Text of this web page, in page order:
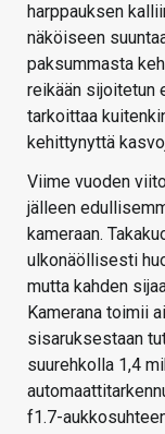
harppauksen
näköiseen
paksummasta
reikään sijoitetun
tarkoittaa
kehittynyttä
Viime vuoden
jälleen
kameraan.
ulkonäöllisesti
mutta kahden
Kamerana toimii
sisaruksestaan
suurehkolla 1,4
f1.7-